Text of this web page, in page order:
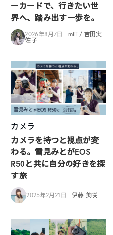
ーカードで、行きたい世
界へ、踏み出す一歩を。
2026年8月7日
miii / 吉田実
佐子
カメラ
カメラを持つと視点が変
わる。雪見みとがEOS
R50と共に自分の好きを探
す旅
2025年2月21日 伊藤 美咲